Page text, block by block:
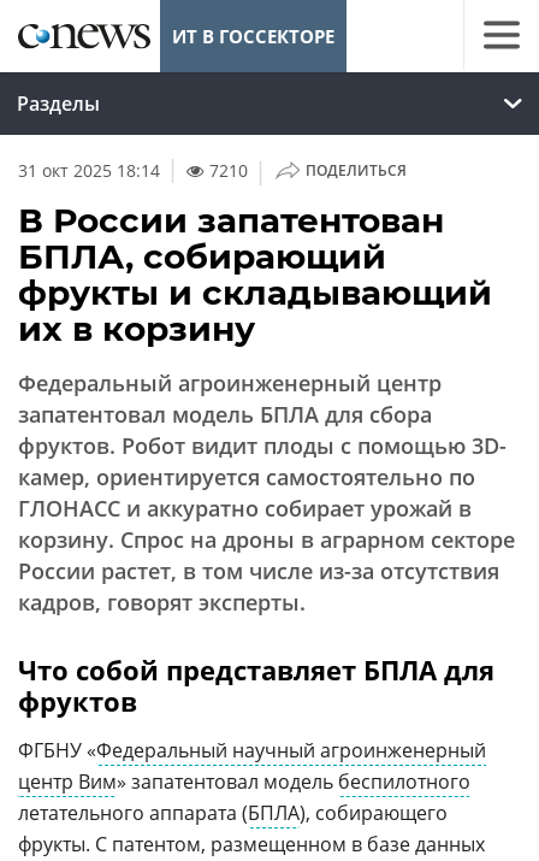
ИТ В ГОССЕКТОРЕ
Разделы
31 окт 2025 18:14 7210 | ПОДЕЛИТЬСЯ
В России запатентован
БПЛА, собирающий
фрукты и складывающий
их в корзину
Федеральный агроинженерный центр
запатентовал модель БПЛА для сбора
фруктов. Робот видит плоды с помощью 3D-
камер, ориентируется самостоятельно по
ГЛОНАСС и аккуратно собирает урожай в
корзину. Спрос на дроны в аграрном секторе
России растет, в том числе из-за отсутствия
кадров, говорят эксперты.
Что собой представляет БПЛА для
фруктов
ФГБНУ «Федеральный научный агроинженерный
центр Вим» запатентовал модель беспилотного
летательного аппарата (БПЛА), собирающего
фрукты. С патентом, размещенном в базе данных